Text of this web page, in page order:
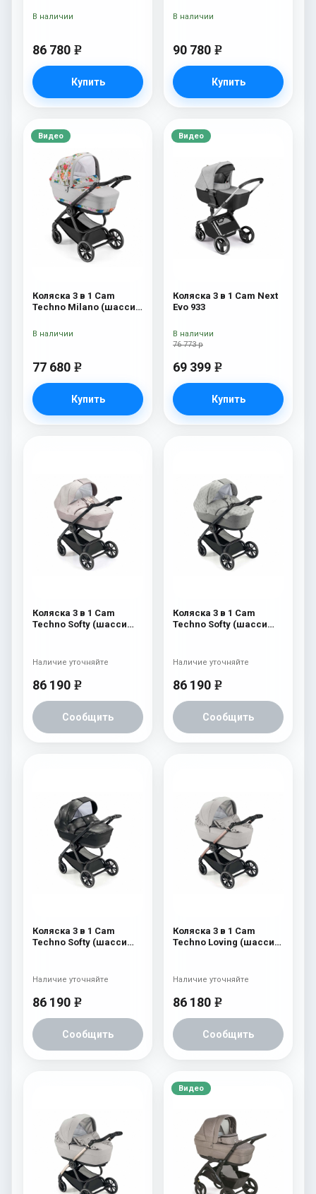
86 780 e
Купить
В наличии
90 780 e
Купить
В наличии
Видео
Коляска 3 в 1 Cam
Techno Milano (шасси
77 680 e
Купить
В наличии
Видео
Коляска 3 в 1 Cam Next
Evo 933
76 773 р
69 399 e
Купить
В наличии
Коляска 3 в 1 Cam
Techno Softy (шасси
86 190 e
Сообщить
Наличие уточняйте
Коляска 3 в 1 Cam
Techno Softy (шасси
86 190 e
Сообщить
Наличие уточняйте
Коляска 3 в 1 Cam
Techno Softy (шасси
86 190 e
Сообщить
Наличие уточняйте
Коляска 3 в 1 Cam
Techno Loving (шасси
86 180 e
Сообщить
Наличие уточняйте
Видео